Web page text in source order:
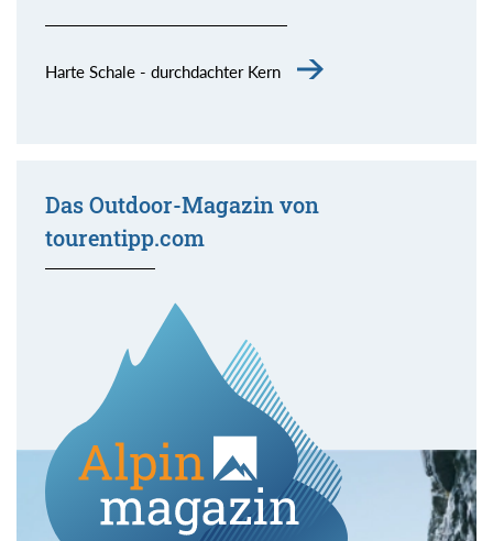
Harte Schale - durchdachter Kern
Das Outdoor-Magazin von
tourentipp.com